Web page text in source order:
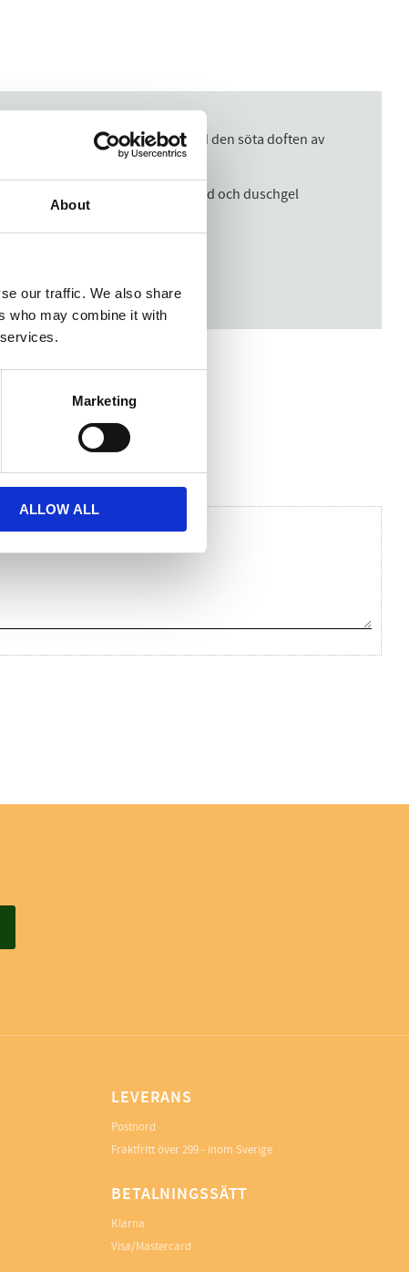
About
our traffic. We also share
who may combine it with
Marketing
ALLOW ALL
Ta med solsken till din dag med den söta doften av
och natur. Vår lyxiga bad och duschgel
LEVERANS
Postnord
Fraktfritt över 299.- inom Sverige
BETALNINGSSÄTT
Klarna
Visa/Mastercard